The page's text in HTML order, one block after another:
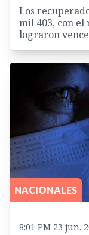
Los
mil 403, con el
lograron
NACIONALES
8:01 PM 23 jun.